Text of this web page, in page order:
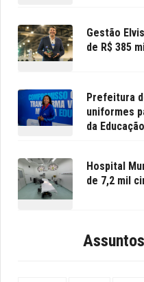
Gestão
de R$ 385
Prefeitura
uniformes
da Educação
Hospital
de 7,2 mil